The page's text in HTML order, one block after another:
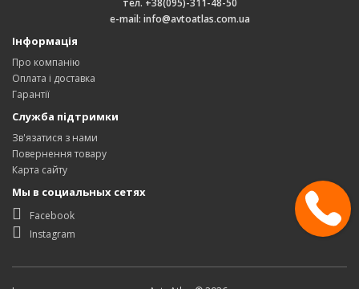
тел. +38(095)-311-48-50
e-mail: info@avtoatlas.com.ua
Інформація
Про компанію
Оплата і доставка
Гарантії
Служба підтримки
Зв'язатися з нами
Повернення товару
Карта сайту
Мы в социальных сетях
Facebook
Instagram